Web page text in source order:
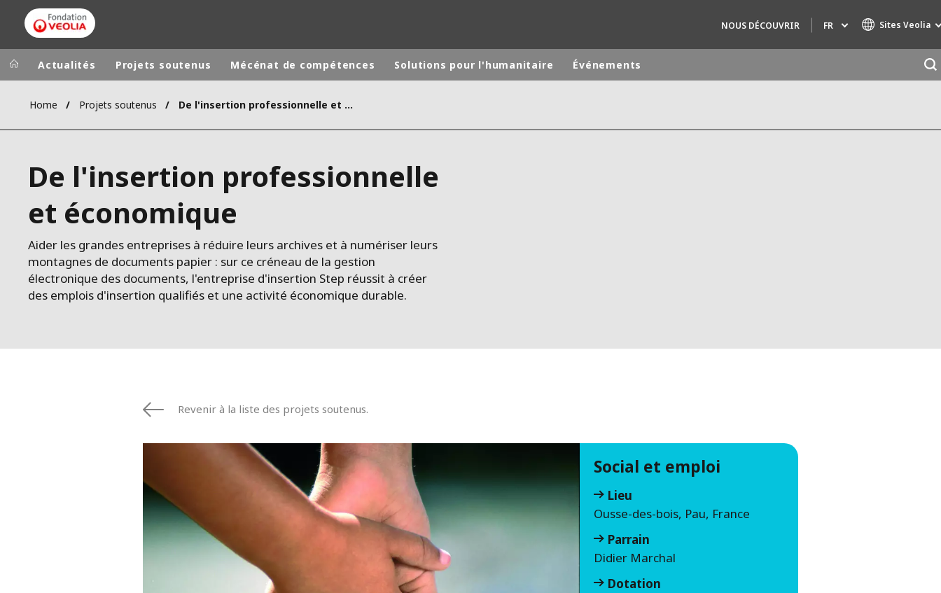
NOUS DÉCOUVRIR FR Sites Veolia
Groupe Veolia
CAMPUS
FONDATION
INSTITUT
Dans le monde
AMÉRIQUE DU NORD
Actualités Projets soutenus Mécénat de compétences Solutions pour l'humanitaire Événements
Home Projets soutenus De l'insertion professionnelle et économique
De l'insertion professionnelle
et économique
Aider les grandes entreprises à réduire leurs archives et à numériser leurs
montagnes de documents papier : sur ce créneau de la gestion
électronique des documents, l'entreprise d'insertion Step réussit à créer
des emplois d'insertion qualifiés et une activité économique durable.
Revenir à la liste des projets soutenus.
Social et emploi
Lieu
Ousse-des-bois, Pau, France
Parrain
Didier Marchal
Dotation